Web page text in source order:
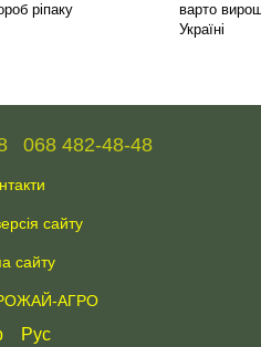
ріпаку
варто
Україні
068 482-48-48
сайту
сайту
АГРО
Рус